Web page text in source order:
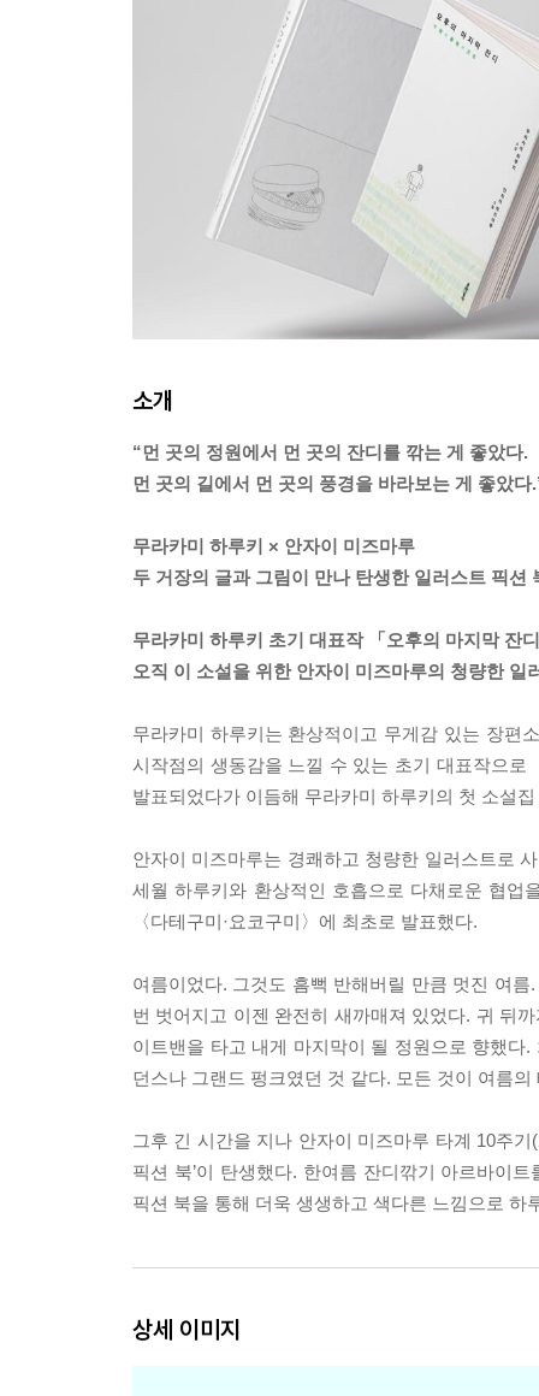
소개
“먼 곳의 정원에서 먼 곳의 잔디를 깎는 게 좋았다.
먼 곳의 길에서 먼 곳의 풍경을 바라보는 게 좋았다
무라카미 하루키 × 안자이 미즈마루
두 거장의 글과 그림이 만나 탄생한 일러스트 픽션
무라카미 하루키 초기 대표작 「오후의 마지막 잔
오직 이 소설을 위한 안자이 미즈마루의 청량한 일
무라카미 하루키는 환상적이고 무게감 있는 장편
시작점의 생동감을 느낄 수 있는 초기 대표작으
발표되었다가 이듬해 무라카미 하루키의 첫 소설
안자이 미즈마루는 경쾌하고 청량한 일러스트로
세월 하루키와 환상적인 호흡으로 다채로운 협
〈다테구미·요코구미〉에 최초로 발표했다.
여름이었다. 그것도 흠뻑 반해버릴 만큼 멋진 여
번 벗어지고 이젠 완전히 새까매져 있었다. 귀 뒤
이트밴을 타고 내게 마지막이 될 정원으로 향했
던스나 그랜드 펑크였던 것 같다. 모든 것이 여름
그후 긴 시간을 지나 안자이 미즈마루 타계 10주
픽션 북’이 탄생했다. 한여름 잔디깎기 아르바이
픽션 북을 통해 더욱 생생하고 색다른 느낌으로 하
상세 이미지